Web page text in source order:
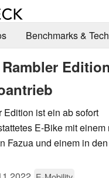
Benchmarks & Tech
ist ein ab sofort
E-Bike mit einem
Fazua und einem in den